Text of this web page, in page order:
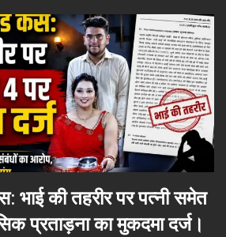
की तहरीर पर पत्नी समेत
प्रताड़ना का मुकदमा दर्ज।